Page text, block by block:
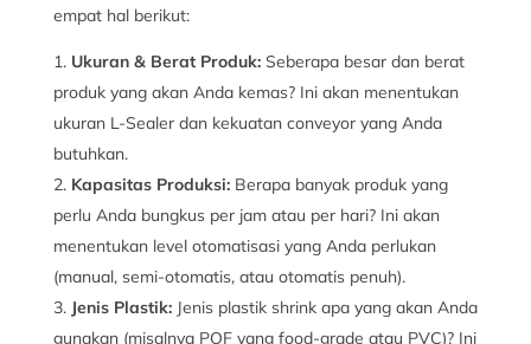
empat hal berikut:
Ukuran & Berat Produk:Seberapa besar dan berat
produk yang akan Anda kemas? Ini akan menentukan
ukuran L-Sealer dan kekuatan conveyor yang Anda
butuhkan.
Kapasitas Produksi:Berapa banyak produk yang
perlu Anda bungkus per jam atau per hari? Ini akan
menentukan level otomatisasi yang Anda perlukan
(manual, semi-otomatis, atau otomatis penuh).
Jenis Plastik:Jenis plastik shrink apa yang akan Anda
gunakan (misalnya POF yang food-grade atau PVC)? Ini